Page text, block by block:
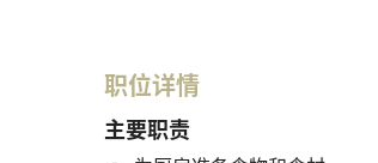
职位详情
主要职责